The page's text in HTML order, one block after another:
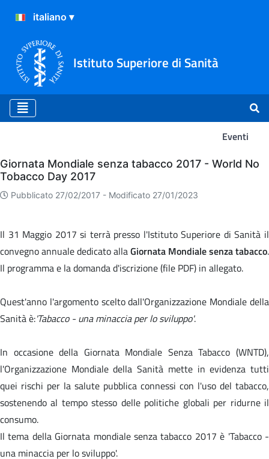
Istituto Superiore di Sanità
Eventi
Eventi
Giornata Mondiale senza tabacco 2017 - World No
Tobacco Day 2017
Pubblicato 27/02/2017 - Modificato 27/01/2023
Il 31 Maggio 2017 si terrà presso l'Istituto Superiore di Sanità il
convegno annuale dedicato allaGiornata Mondiale senza tabacco.
Il programma e la domanda d'iscrizione (file PDF) in allegato.
Quest'anno l'argomento scelto dall'Organizzazione Mondiale della
Sanità è:'Tabacco - una minaccia per lo sviluppo'.
In occasione della Giornata Mondiale Senza Tabacco (WNTD),
l'Organizzazione Mondiale della Sanità mette in evidenza tutti
quei rischi per la salute pubblica connessi con l'uso del tabacco,
sostenendo al tempo stesso delle politiche globali per ridurne il
consumo.
Il tema della Giornata mondiale senza tabacco 2017 è 'Tabacco -
una minaccia per lo sviluppo'.